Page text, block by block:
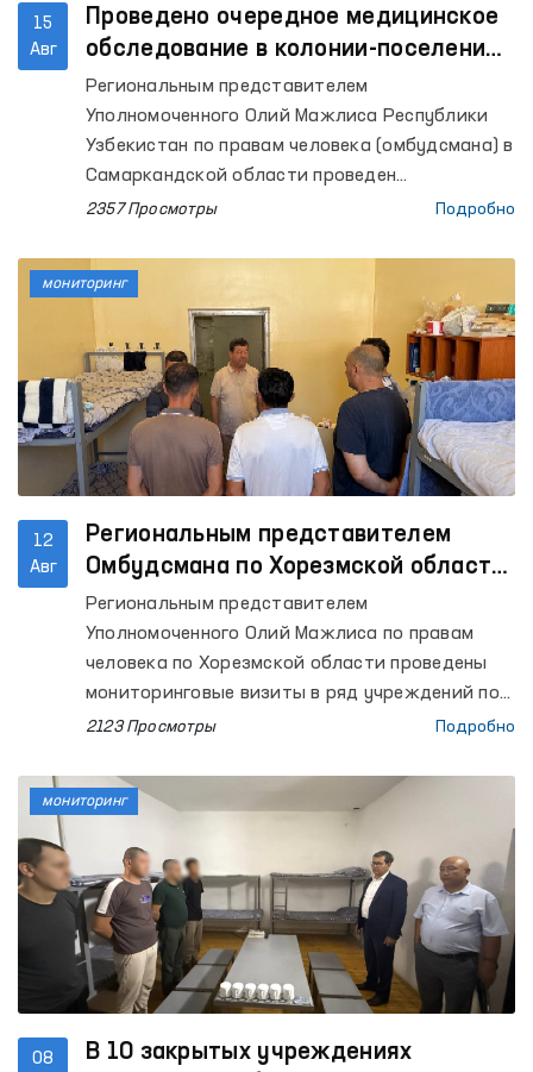
15
Авг
Проведено очередное медицинское
обследование в колонии-поселении
№ 37 Самаркандской области
Региональным представителем
Уполномоченного Олий Мажлиса Республики
Узбекистан по правам человека (омбудсмана) в
Самаркандской области проведен
мониторинговый визит в колонию-поселение
2357 Просмотры Подробно
12
Авг
Региональным представителем
Омбудсмана по Хорезмской области
проведены мониторинговые визиты в
ряд закрытых учреждений
Региональным представителем
Уполномоченного Олий Мажлиса по правам
человека по Хорезмской области проведены
мониторинговые визиты в ряд учреждений по
содержанию лиц с ограниченной свободой
2123 Просмотры Подробно
мониторинг
08
В 10 закрытых учреждениях
мониторинг